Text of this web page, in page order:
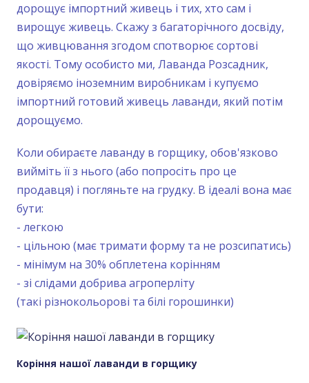
дорощує імпортний живець і тих, хто сам і
вирощує живець. Скажу з багаторічного досвіду,
що живцювання згодом спотворює сортові
якості. Тому особисто ми, Лаванда Розсадник,
довіряємо іноземним виробникам і купуємо
імпортний готовий живець лаванди, який потім
дорощуємо.
Коли обираєте лаванду в горщику, обов'язково
вийміть її з нього (або попросіть про це
продавця) і погляньте на грудку. В ідеалі вона має
бути:
- легкою
- цільною (має тримати форму та не розсипатись)
- мінімум на 30% обплетена корінням
- зі слідами добрива агроперліту
(такі різнокольорові та білі горошинки)
Коріння нашої лаванди в горщику